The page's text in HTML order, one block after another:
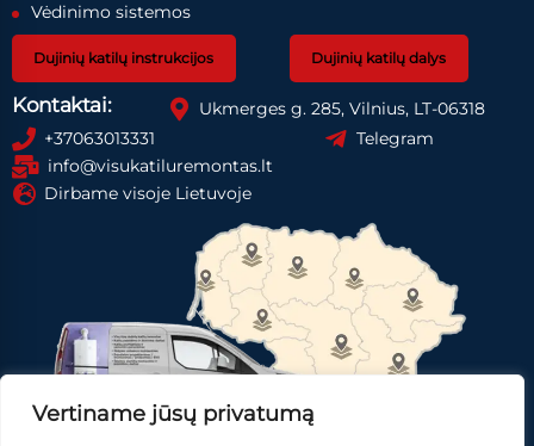
Vertiname jūsų privatumą
Vėdinimo sistemos
Dujinių katilų instrukcijos Dujinių katilų dalys
Kontaktai:
Ukmerges g. 285, Vilnius, LT-06318
+37063013331
Telegram
info@visukatiluremontas.lt
Dirbame visoje Lietuvoje